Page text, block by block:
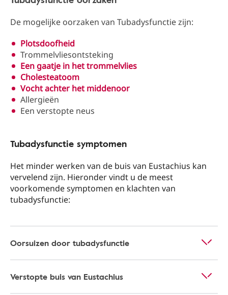
De mogelijke oorzaken van Tubadysfunctie zijn:
Plotsdoofheid
Trommelvliesontsteking
Een gaatje in het trommelvlies
Cholesteatoom
Vocht achter het middenoor
Allergieën
Een verstopte neus
Tubadysfunctie symptomen
Het minder werken van de buis van Eustachius kan
vervelend zijn. Hieronder vindt u de meest
voorkomende symptomen en klachten van
tubadysfunctie:
Oorsuizen door tubadysfunctie
Verstopte buis van Eustachius